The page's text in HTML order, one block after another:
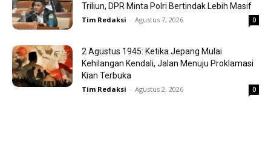
Triliun, DPR Minta Polri Bertindak Lebih Masif
Tim Redaksi - Agustus 7, 2026 0
2 Agustus 1945: Ketika Jepang Mulai
Kehilangan Kendali, Jalan Menuju Proklamasi
Kian Terbuka
Tim Redaksi - Agustus 2, 2026 0